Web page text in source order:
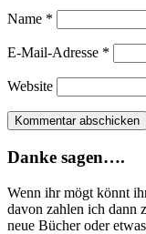
Name *
E-Mail-Adresse *
Website
Danke sagen….
Wenn ihr mögt könnt
davon zahlen ich dann
neue Bücher oder